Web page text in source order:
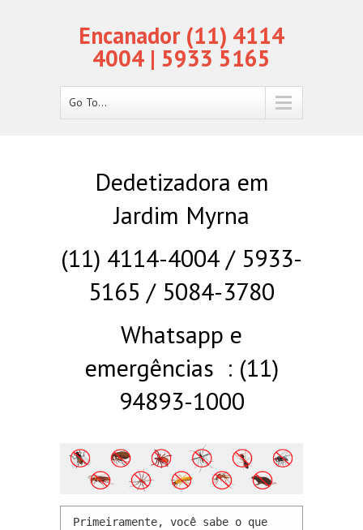
Encanador (11) 4114
4004 | 5933 5165
Go To...
Dedetizadora em
Jardim Myrna
(11) 4114-4004 / 5933-
5165 / 5084-3780
Whatsapp e
emergências : (11)
94893-1000
Primeiramente, você sabe o que